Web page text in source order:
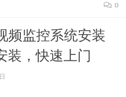
0
频监控系统安装
装，快速上门